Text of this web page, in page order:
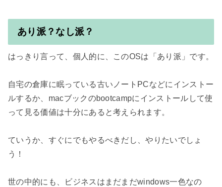
あり派？なし派？
はっきり言って、個人的に、このOSは「あり派」です。
自宅の倉庫に眠っている古いノートPCなどにインストー
ルするか、macブックのbootcampにインストールして使
って見る価値は十分にあると考えられます。
ていうか、すぐにでもやるべきだし、やりたいでしょ
う！
世の中的にも、ビジネスはまだまだwindows一色なの